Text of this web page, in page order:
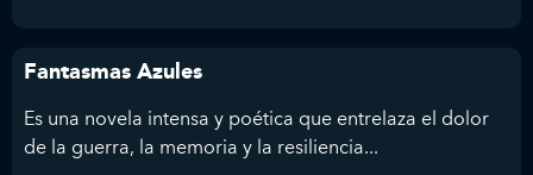
Fantasmas Azules
Es una novela intensa y poética que entrelaza el dolor
de la guerra, la memoria y la resiliencia...